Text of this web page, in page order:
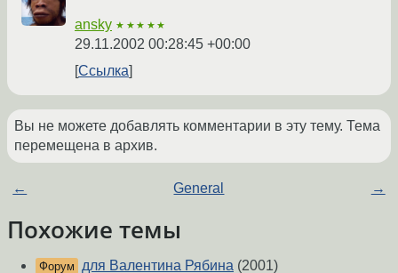
ansky ★★★★★
29.11.2002 00:28:45 +00:00
Ссылка
Вы не можете добавлять комментарии в эту тему. Тема
перемещена в архив.
← General →
Похожие темы
Форум для Валентина Рябина (2001)